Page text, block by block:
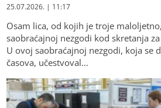
25.07.2026. | 11:17
Osam lica, od kojih je troje
saobraćajnoj nezgodi kod skretanja
U ovoj saobraćajnoj nezgodi, koja se
časova, učestvoval…